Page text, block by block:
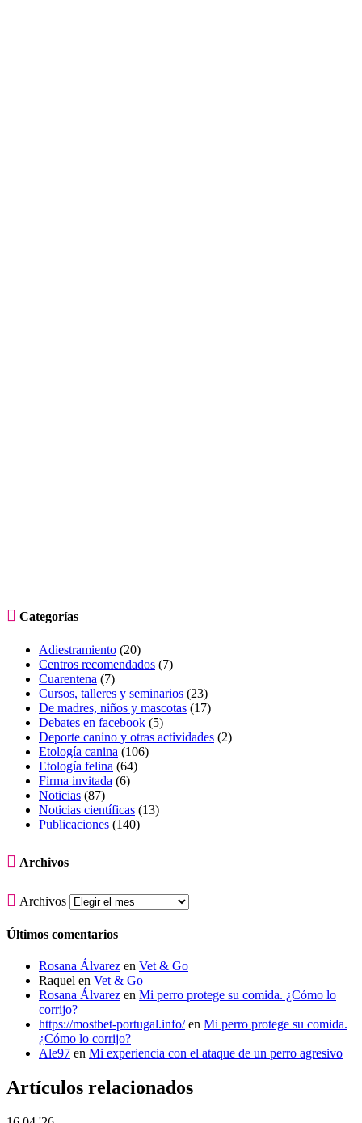
 Categorías
Adiestramiento (20)
Centros recomendados (7)
Cuarentena (7)
Cursos, talleres y seminarios (23)
De madres, niños y mascotas (17)
Debates en facebook (5)
Deporte canino y otras actividades (2)
Etología canina (106)
Etología felina (64)
Firma invitada (6)
Noticias (87)
Noticias científicas (13)
Publicaciones (140)
 Archivos
 Archivos
Últimos comentarios
Rosana Álvarez en Vet & Go
Raquel en Vet & Go
Rosana Álvarez en Mi perro protege su comida. ¿Cómo lo
corrijo?
https://mostbet-portugal.info/en Mi perro protege su comida.
¿Cómo lo corrijo?
Ale97 en Mi experiencia con el ataque de un perro agresivo
Artículos relacionados